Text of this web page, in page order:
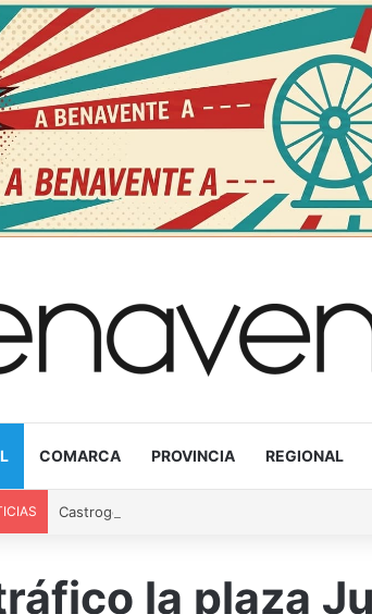
COMARCA PROVINCIA REGIONAL
la plaza